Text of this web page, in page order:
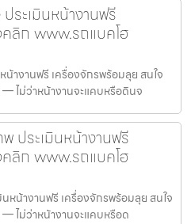
ระเมินหน้างานฟรี
ลิก www.รถแบคโฮ
างานฟรี เครื่องจักรพร้อมลุย สนใจ
ไม่ว่าหน้างานจะแคบหรือดินจ
ประเมินหน้างานฟรี
ลิก www.รถแบคโฮ
หน้างานฟรี เครื่องจักรพร้อมลุย สนใจ
ไม่ว่าหน้างานจะแคบหรือด